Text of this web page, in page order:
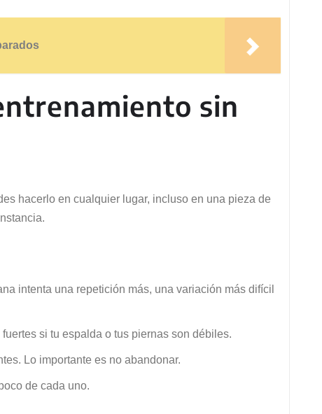
sin
hacerlo en cualquier lugar, incluso en una pieza de
intenta una repetición más, una variación más difícil
si tu espalda o tus piernas son débiles.
Lo importante es no abandonar.
de cada uno.